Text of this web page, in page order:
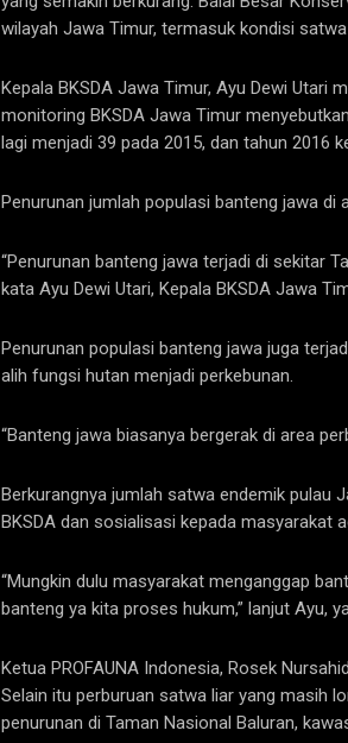
wilayah Jawa Timur, termasuk kondisi
Kepala BKSDA Jawa Timur, Ayu Dewi Utari
monitoring BKSDA Jawa Timur
lagi menjadi 39 pada 2015, dan tahun 2016
Penurunan jumlah populasi banteng jawa di
“Penurunan banteng jawa terjadi di sekitar
kata Ayu Dewi Utari, Kepala BKSDA Jawa
Penurunan populasi banteng jawa juga
alih fungsi hutan menjadi perkebunan.
“Banteng jawa biasanya bergerak di area
Berkurangnya jumlah satwa endemik pulau
BKSDA dan sosialisasi kepada masyarakat
“Mungkin dulu masyarakat menganggap
banteng ya kita proses hukum,” lanjut Ayu,
Ketua PROFAUNA Indonesia, Rosek
Selain itu perburuan satwa liar yang masih
penurunan di Taman Nasional Baluran,